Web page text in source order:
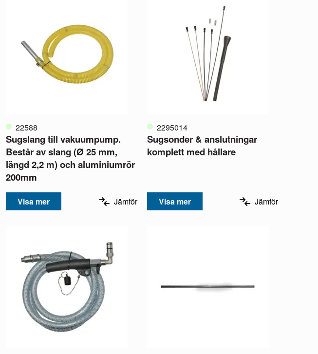
22588
Sugslang till vakuumpump.
Består av slang (Ø 25 mm,
längd 2,2 m) och aluminiumrör
200mm
Visa mer Jämför
2295014
Sugsonder & anslutningar
komplett med hållare
Visa mer Jämför